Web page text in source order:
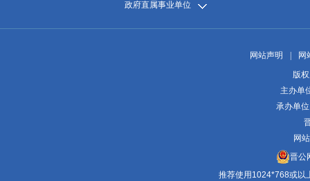
政府直属事业单位
网站声明
网
版
主办单
承办单
网
晋公
推荐使用1024*768或以